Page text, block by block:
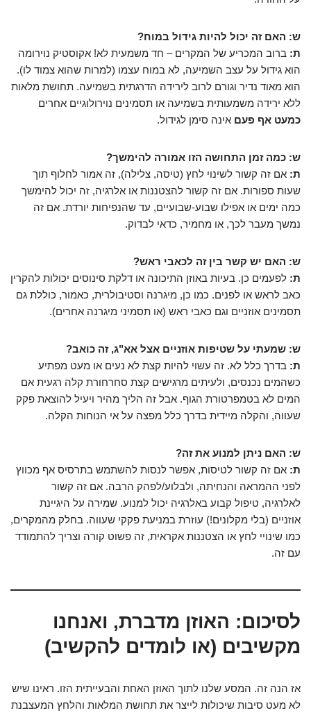
ש: האם זה יכול להיות גידול במוח?
ת: ברוב המכריע של המקרים – חד משמעית לא! אקוסטיק נוירומה
הוא גידול על עצב השמיעה, לא במוח עצמו (למרות שהוא צמוד לו).
הוא מאוד נדיר וגורם לרוב לירידה הדרגתית בשמיעה. תחושת מלאות
ללא ירידה משמעותית בשמיעה או תסמינים נוירולוגיים אחרים
כמעט אף פעם אינה סימן לגידול.
ש: כמה זמן התחושה הזו אמורה להימשך?
ת: אם זה קשור לשינוי לחץ (טיסה, צלילה), זה אמור לחלוף תוך
שעות ספורות. אם זה קשור להצטננות או אלרגיה, זה יכול להימשך
כמה ימים או אפילו שבוע-שבועיים, עד שהנפיחות יורדת. אם זה
נמשך מעבר לכך, או מחמיר, כדאי לבדוק.
ש: האם יש קשר בין זה לכאבי ראש?
ת: לפעמים כן. בעיות באוזן התיכונה או דלקת סינוסים יכולות להקרין
כאב לראש או לפנים. כמו כן, מיגרנה וסטיבולרית, כאמור, כוללת גם
תסמינים אוזניים וגם כאבי ראש (או תסמיני מיגרנה אחרים).
ש: שמעתי על שטיפות אוזניים אצל אא"ג, זה כואב?
ת: בדרך כלל לא. זה עשוי להיות קצת לא נעים או מעט מפתיע
כשהמים נכנסים, ולעיתים מרגישים קצת סחרחורת קלה רגעית אם
המים לא בטמפרטורת הגוף. אבל זה הליך מהיר ויעיל להוצאת פקק
שעווה, והקלה מיידית בדרך כלל מפצה על אי הנוחות הקלה.
ש: האם ניתן למנוע את זה?
ת: אם זה קשור לטיסות, אפשר לנסות להשתמש בתרסיס אף מכווץ
לפני ההמראה והנחיתה, ולבלוע/לפהק הרבה. אם זה קשור
לאלרגיה, טיפול קבוע באלרגיה יכול למנוע. שמירה על היגיינת
אוזניים (בלי מקלונים!) עוזרת במניעת פקקי שעווה. בחלק מהמקרים,
כמו שינויי לחץ או הצטננות אקראית, זה פשוט קורה וצריך להתמודד
עם זה.
לסיכום: האוזן מדברת, ואנחנו
מקשיבים (או לומדים להקשיב)
אז הנה זה. המסע שלנו לתוך האוזן האחת והבעייתית הזו. ראינו שיש
לא מעט סיבות שיכולות לייצר את תחושת המלאות והלחץ המעצבנת